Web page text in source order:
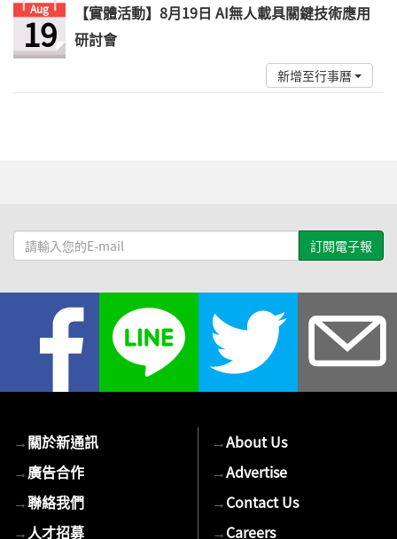
Aug
19
【實體活動】8月19日 AI無人載具關鍵技術應用
研討會
新增至行事曆
請
輸
→關於新通訊
→廣告合作
→聯絡我們
→人才招募
→About Us
→Advertise
→Contact Us
→Careers